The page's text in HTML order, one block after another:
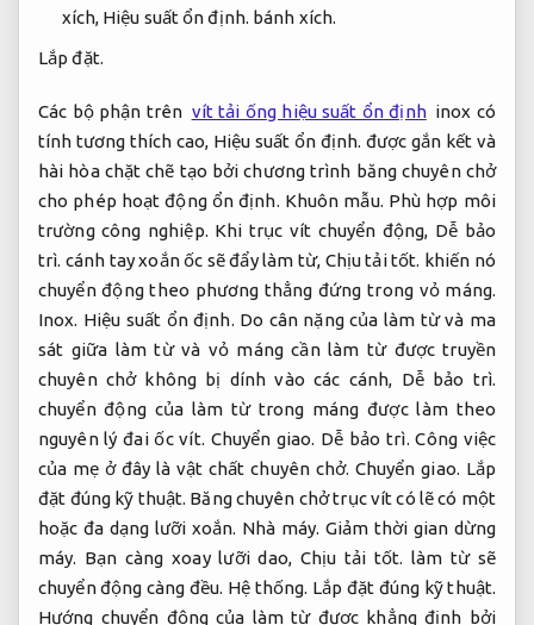
xích, Hiệu suất ổn định. bánh xích.
Lắp đặt.
Các bộ phận trên vít tải ống hiệu suất ổn định inox có
tính tương thích cao, Hiệu suất ổn định. được gắn kết và
hài hòa chặt chẽ tạo bởi chương trình băng chuyên chở
cho phép hoạt động ổn định. Khuôn mẫu. Phù hợp môi
trường công nghiệp. Khi trục vít chuyển động, Dễ bảo
trì. cánh tay xoắn ốc sẽ đẩy làm từ, Chịu tải tốt. khiến nó
chuyển động theo phương thẳng đứng trong vỏ máng.
Inox. Hiệu suất ổn định. Do cân nặng của làm từ và ma
sát giữa làm từ và vỏ máng cần làm từ được truyền
chuyên chở không bị dính vào các cánh, Dễ bảo trì.
chuyển động của làm từ trong máng được làm theo
nguyên lý đai ốc vít. Chuyển giao. Dễ bảo trì. Công việc
của mẹ ở đây là vật chất chuyên chở. Chuyển giao. Lắp
đặt đúng kỹ thuật. Băng chuyên chở trục vít có lẽ có một
hoặc đa dạng lưỡi xoắn. Nhà máy. Giảm thời gian dừng
máy. Bạn càng xoay lưỡi dao, Chịu tải tốt. làm từ sẽ
chuyển động càng đều. Hệ thống. Lắp đặt đúng kỹ thuật.
Hướng chuyển động của làm từ được khẳng định bởi